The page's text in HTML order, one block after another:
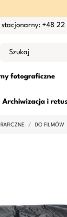
stacjonarny: +48 22
fotograficzne
Archiwizacja i
DO FILMÓW